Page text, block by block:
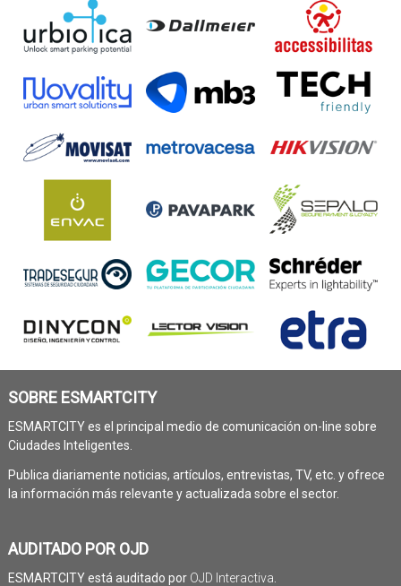
SOBRE ESMARTCITY
ESMARTCITY es el principal medio de comunicación on-line sobre
Ciudades Inteligentes.
Publica diariamente noticias, artículos, entrevistas, TV, etc. y ofrece
la información más relevante y actualizada sobre el sector.
AUDITADO POR OJD
ESMARTCITY está auditado por OJD Interactiva